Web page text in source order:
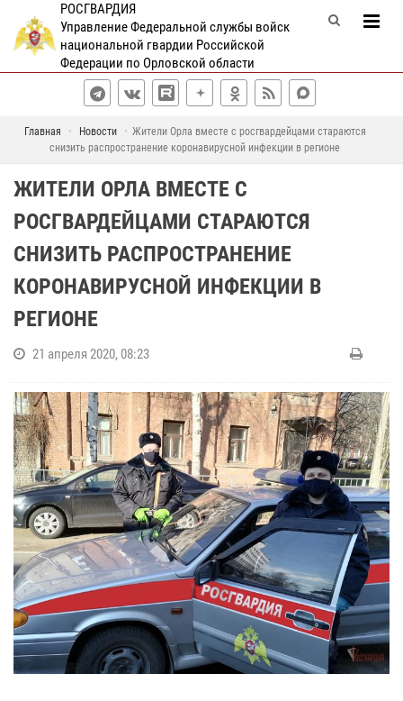
РОСГВАРДИЯ
Управление Федеральной службы войск
национальной гвардии Российской
Федерации по Орловской области
Главная Новости
Жители Орла вместе с росгвардейцами стараются
снизить распространение коронавирусной инфекции в регионе
ЖИТЕЛИ ОРЛА ВМЕСТЕ С
РОСГВАРДЕЙЦАМИ СТАРАЮТСЯ
СНИЗИТЬ РАСПРОСТРАНЕНИЕ
КОРОНАВИРУСНОЙ ИНФЕКЦИИ В
РЕГИОНЕ
21 апреля 2020, 08:23